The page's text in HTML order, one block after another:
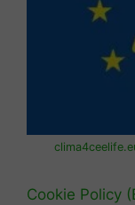
Cookie Policy